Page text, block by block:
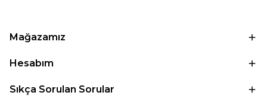
Mağazamız
Hesabım
Sıkça Sorulan Sorular